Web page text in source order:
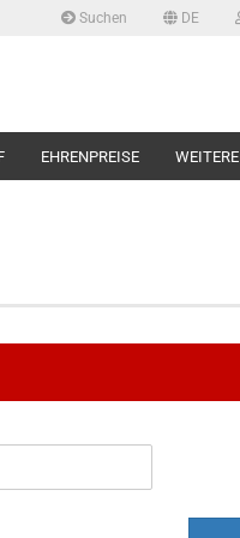
Suchen DE
EHRENPREISE WEITERE